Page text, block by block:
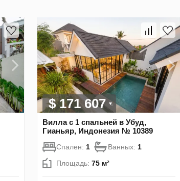
$ 171 607
Вилла с 1 спальней в Убуд,
Гианьяр, Индонезия № 10389
Спален: 1 Ванных: 1
Площадь: 75 м²